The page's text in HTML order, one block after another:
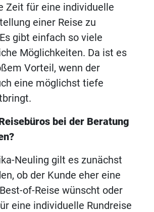
Zeit für eine individuelle
einer Reise zu
gibt einfach so viele
Möglichkeiten. Da ist es
Vorteil, wenn der
eine möglichst tiefe
bei der Beratung
Neuling gilt es zunächst
ob der Kunde eher eine
of-Reise wünscht oder
eine individuelle Rundreise